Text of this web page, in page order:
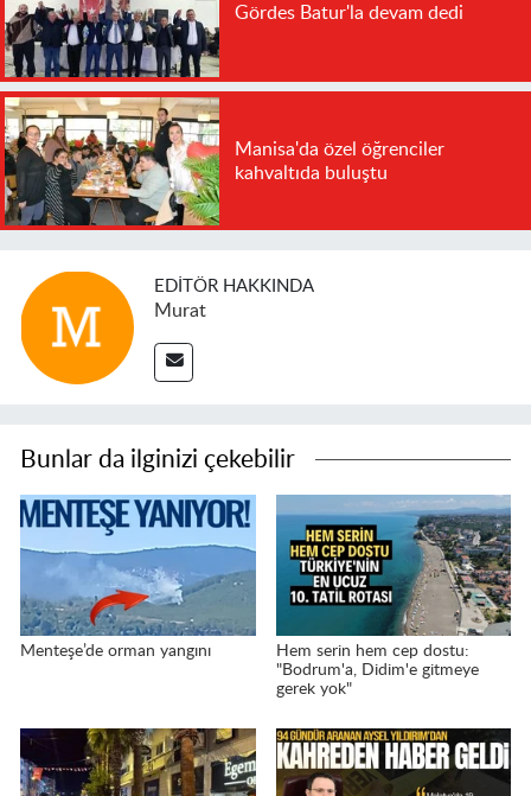
Gördes Batur'la devam dedi
Manisa'da özel öğrenciler
kahvaltıda buluştu
EDITÖR HAKKINDA
Murat
Bunlar da ilginizi çekebilir
Menteşe’de orman yangını
Hem serin hem cep dostu:
"Bodrum'a, Didim'e gitmeye
gerek yok"